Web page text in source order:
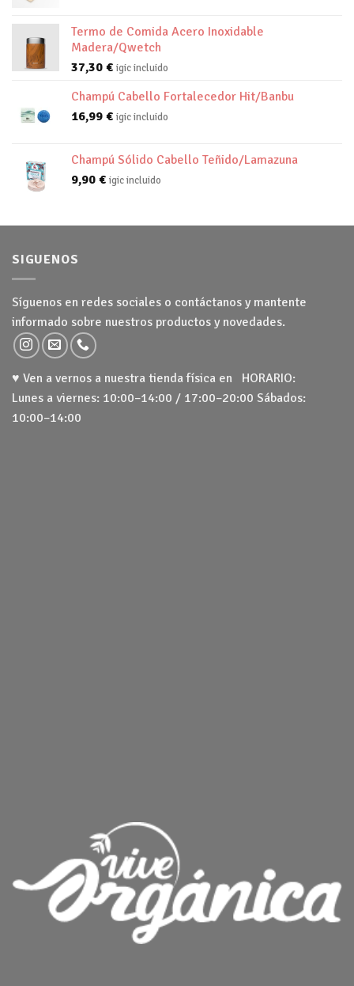
Termo de Comida Acero Inoxidable
Madera/Qwetch
37,30 € igic incluido
Champú Cabello Fortalecedor Hit/Banbu
16,99 € igic incluido
Champú Sólido Cabello Teñido/Lamazuna
9,90 € igic incluido
SIGUENOS
Síguenos en redes sociales o contáctanos y mantente
informado sobre nuestros productos y novedades.
♥ Ven a vernos a nuestra tienda física en HORARIO:
Lunes a viernes: 10:00–14:00 / 17:00–20:00 Sábados:
10:00–14:00